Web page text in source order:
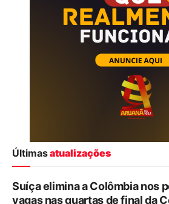
Últimasatualizações
Suíça elimina a Colômbia nos
vagas nas quartas de final da